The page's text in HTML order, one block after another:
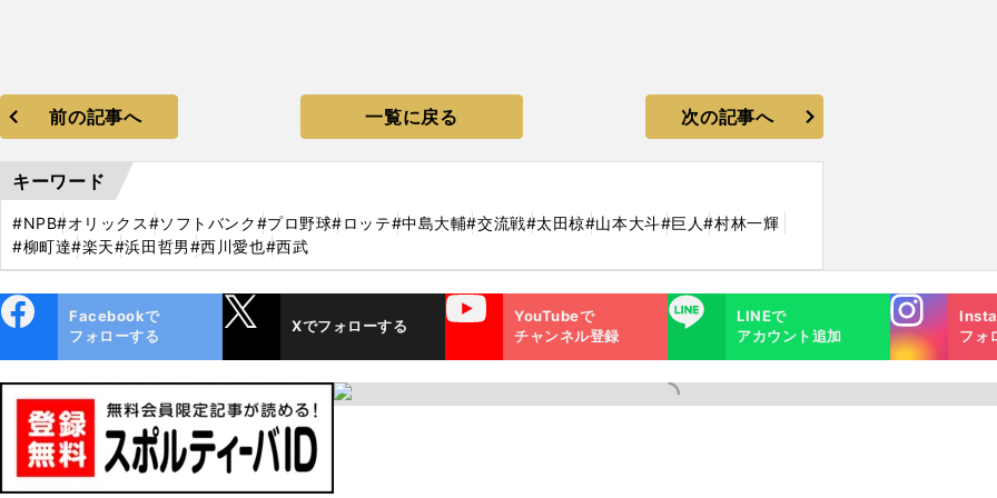
前の記事へ 一覧に戻る 次の記事へ
キーワード
#NPB#オリックス#ソフトバンク#プロ野球#ロッテ#中島大輔#交流戦#太田椋#山本大斗#巨人#村林一輝
#柳町達#楽天#浜田哲男#西川愛也#西武
ok
Facebookで
フォローする
Xでフォローする
YouTube
YouTubeで
チャンネル登録
LINE
LINEで
アカウント追加
Instagra
m
フォ